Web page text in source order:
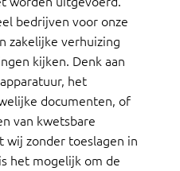
bedrijven voor onze
zakelijke verhuizing
kijken. Denk aan
het
documenten, of
van kwetsbare
wij zonder toeslagen in
het mogelijk om de